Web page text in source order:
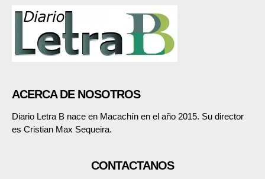
ACERCA DE NOSOTROS
Diario Letra B nace en Macachín en el año 2015. Su director
es Cristian Max Sequeira.
CONTACTANOS